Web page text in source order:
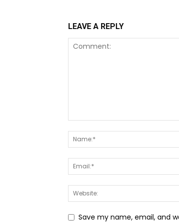
LEAVE A REPLY
Save my name, email, and